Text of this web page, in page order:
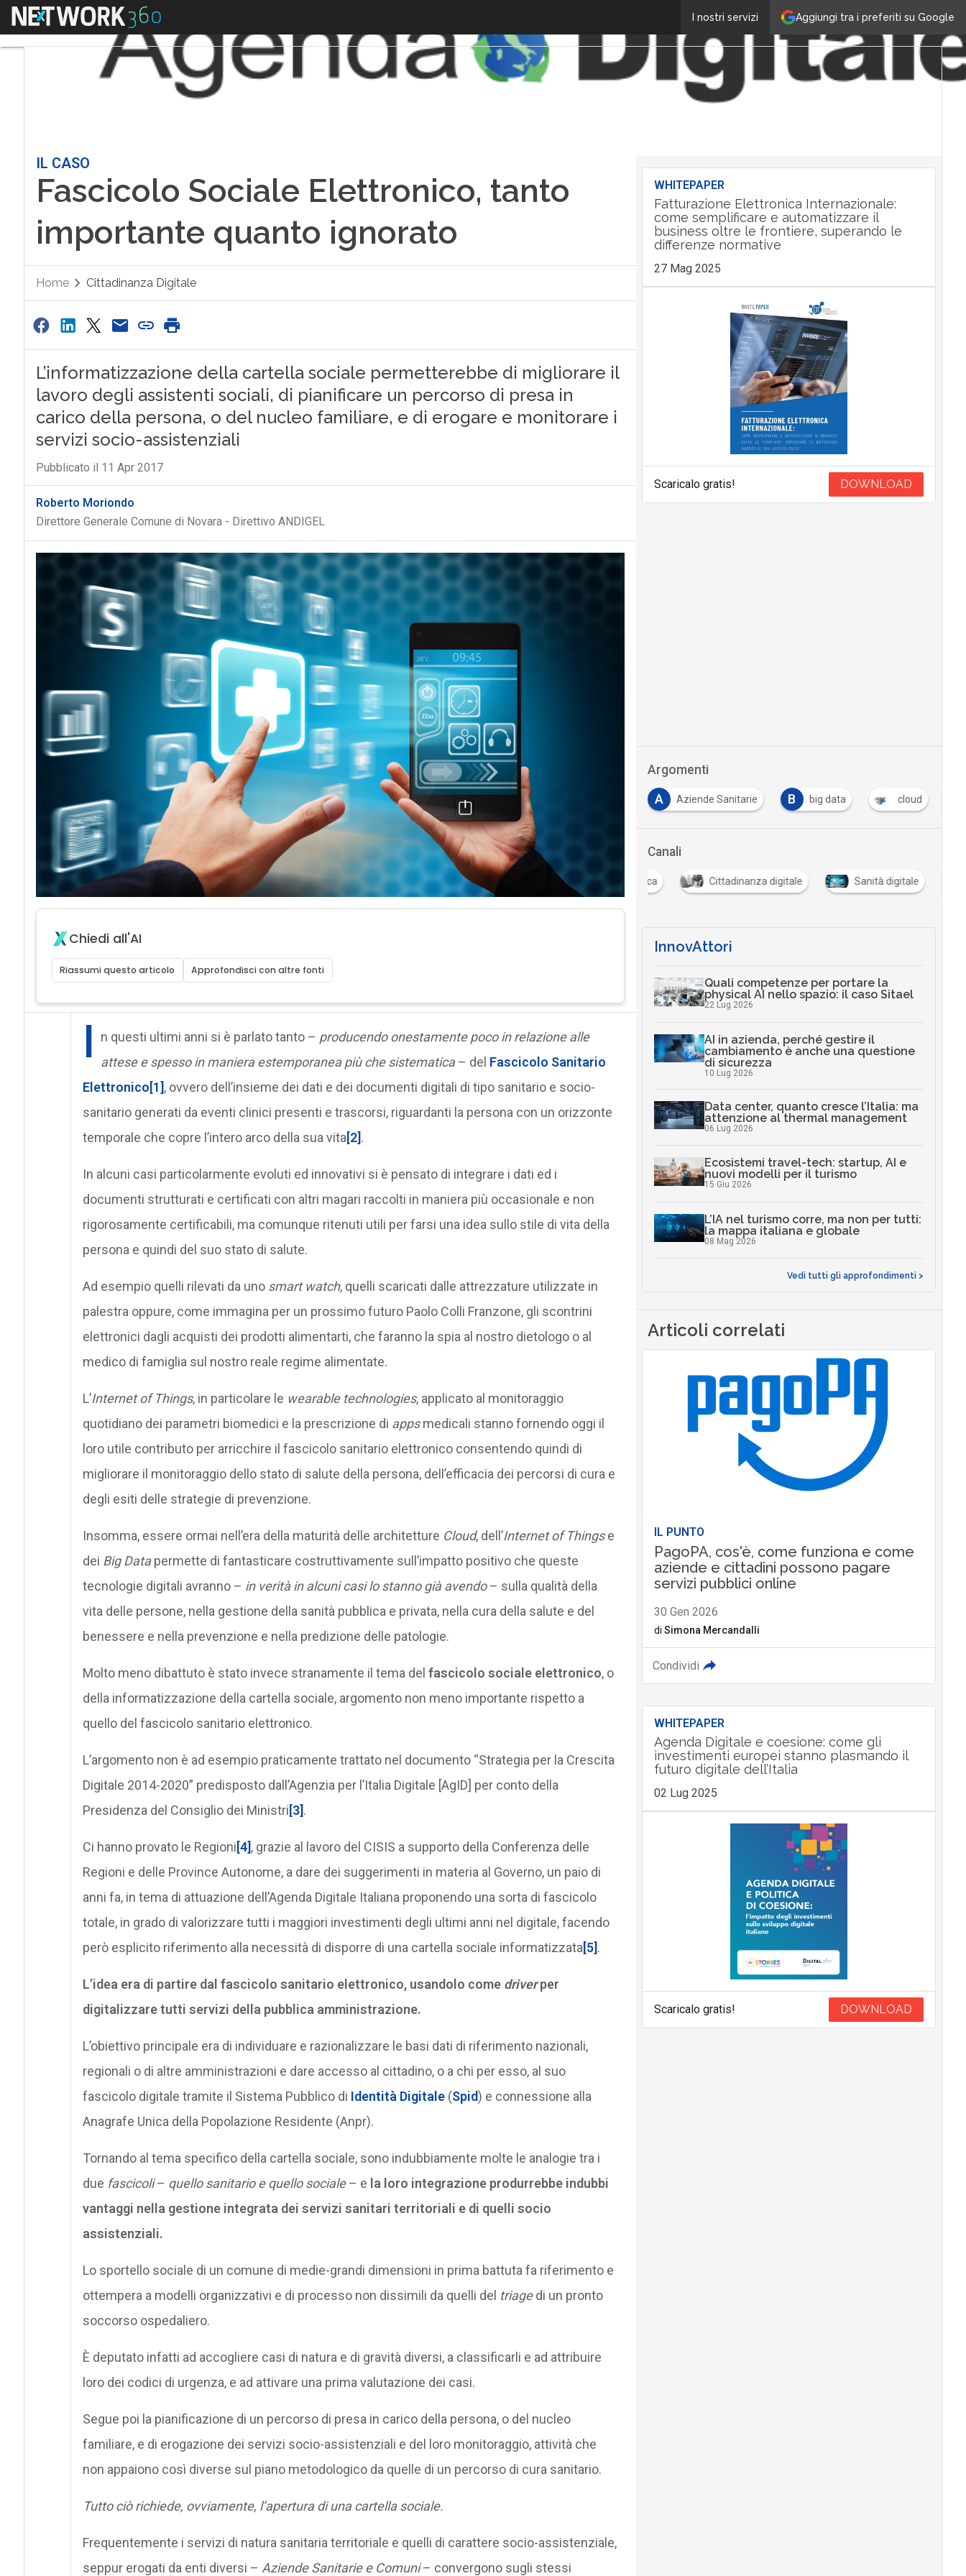
Aggiungi tra i preferiti su Google
I nostri servizi
Menu
IL CASO
Fascicolo Sociale Elettronico, tanto
importante quanto ignorato
Home Cittadinanza Digitale
L’informatizzazione della cartella sociale permetterebbe di migliorare il
lavoro degli assistenti sociali, di pianificare un percorso di presa in
carico della persona, o del nucleo familiare, e di erogare e monitorare i
servizi socio-assistenziali
Pubblicato il 11 Apr 2017
Roberto Moriondo
Direttore Generale Comune di Novara - Direttivo ANDIGEL
Chiedi all'AI
Riassumi questo articolo Approfondisci con altre fonti
I n questi ultimi anni si è parlato tanto – producendo onestamente poco in relazione alle
attese e spesso in maniera estemporanea più che sistematica– del Fascicolo Sanitario
Elettronico[1], ovvero dell’insieme dei dati e dei documenti digitali di tipo sanitario e socio-
sanitario generati da eventi clinici presenti e trascorsi, riguardanti la persona con un orizzonte
temporale che copre l’intero arco della sua vita[2].
In alcuni casi particolarmente evoluti ed innovativi si è pensato di integrare i dati ed i
documenti strutturati e certificati con altri magari raccolti in maniera più occasionale e non
rigorosamente certificabili, ma comunque ritenuti utili per farsi una idea sullo stile di vita della
persona e quindi del suo stato di salute.
Ad esempio quelli rilevati da uno smart watch, quelli scaricati dalle attrezzature utilizzate in
palestra oppure, come immagina per un prossimo futuro Paolo Colli Franzone, gli scontrini
elettronici dagli acquisti dei prodotti alimentarti, che faranno la spia al nostro dietologo o al
medico di famiglia sul nostro reale regime alimentate.
L’Internet of Things, in particolare le wearable technologies, applicato al monitoraggio
quotidiano dei parametri biomedici e la prescrizione di appsmedicali stanno fornendo oggi il
loro utile contributo per arricchire il fascicolo sanitario elettronico consentendo quindi di
migliorare il monitoraggio dello stato di salute della persona, dell’efficacia dei percorsi di cura e
degli esiti delle strategie di prevenzione.
Insomma, essere ormai nell’era della maturità delle architetture Cloud, dell’Internet of Thingse
dei Big Datapermette di fantasticare costruttivamente sull’impatto positivo che queste
tecnologie digitali avranno – in verità in alcuni casi lo stanno già avendo– sulla qualità della
vita delle persone, nella gestione della sanità pubblica e privata, nella cura della salute e del
benessere e nella prevenzione e nella predizione delle patologie.
Molto meno dibattuto è stato invece stranamente il tema del fascicolo sociale elettronico, o
della informatizzazione della cartella sociale, argomento non meno importante rispetto a
quello del fascicolo sanitario elettronico.
L’argomento non è ad esempio praticamente trattato nel documento “Strategia per la Crescita
Digitale 2014-2020” predisposto dall’Agenzia per l’Italia Digitale [AgID] per conto della
Presidenza del Consiglio dei Ministri[3].
Ci hanno provato le Regioni[4], grazie al lavoro del CISIS a supporto della Conferenza delle
Regioni e delle Province Autonome, a dare dei suggerimenti in materia al Governo, un paio di
anni fa, in tema di attuazione dell’Agenda Digitale Italiana proponendo una sorta di fascicolo
totale, in grado di valorizzare tutti i maggiori investimenti degli ultimi anni nel digitale, facendo
però esplicito riferimento alla necessità di disporre di una cartella sociale informatizzata[5].
L’idea era di partire dal fascicolo sanitario elettronico, usandolo come driverper
digitalizzare tutti servizi della pubblica amministrazione.
L’obiettivo principale era di individuare e razionalizzare le basi dati di riferimento nazionali,
regionali o di altre amministrazioni e dare accesso al cittadino, o a chi per esso, al suo
fascicolo digitale tramite il Sistema Pubblico di Identità Digitale(Spid) e connessione alla
Anagrafe Unica della Popolazione Residente (Anpr).
Tornando al tema specifico della cartella sociale, sono indubbiamente molte le analogie tra i
due fascicoli– quello sanitario e quello sociale– e la loro integrazione produrrebbe indubbi
vantaggi nella gestione integrata dei servizi sanitari territoriali e di quelli socio
assistenziali.
Lo sportello sociale di un comune di medie-grandi dimensioni in prima battuta fa riferimento e
ottempera a modelli organizzativi e di processo non dissimili da quelli del triagedi un pronto
soccorso ospedaliero.
È deputato infatti ad accogliere casi di natura e di gravità diversi, a classificarli e ad attribuire
loro dei codici di urgenza, e ad attivare una prima valutazione dei casi.
Segue poi la pianificazione di un percorso di presa in carico della persona, o del nucleo
familiare, e di erogazione dei servizi socio-assistenziali e del loro monitoraggio, attività che
non appaiono così diverse sul piano metodologico da quelle di un percorso di cura sanitario.
Tutto ciò richiede, ovviamente, l’apertura di una cartella sociale.
Frequentemente i servizi di natura sanitaria territoriale e quelli di carattere socio-assistenziale,
seppur erogati da enti diversi – Aziende Sanitarie e Comuni– convergono sugli stessi
WHITEPAPER
Fatturazione Elettronica Internazionale:
come semplificare e automatizzare il
business oltre le frontiere, superando le
differenze normative
27 Mag 2025
Scaricalo gratis! DOWNLOAD
Argomenti
Agid Agenzia per l'Italia Digitale A Aziende Sanitarie B big data cloud
Canali
A Anagrafe unica Cittadinanza digitale Sanità digitale
InnovAttori
Quali competenze per portare la
physical AI nello spazio: il caso Sitael
22 Lug 2026
AI in azienda, perché gestire il
cambiamento è anche una questione
di sicurezza
10 Lug 2026
Data center, quanto cresce l’Italia: ma
attenzione al thermal management
06 Lug 2026
Ecosistemi travel-tech: startup, AI e
nuovi modelli per il turismo
15 Giu 2026
L’IA nel turismo corre, ma non per tutti:
la mappa italiana e globale
08 Mag 2026
Vedi tutti gli approfondimenti >
Articoli correlati
IL PUNTO
PagoPA, cos'è, come funziona e come
aziende e cittadini possono pagare
servizi pubblici online
30 Gen 2026
di Simona Mercandalli
Condividi
WHITEPAPER
Agenda Digitale e coesione: come gli
investimenti europei stanno plasmando il
futuro digitale dell’Italia
02 Lug 2025
Scaricalo gratis! DOWNLOAD